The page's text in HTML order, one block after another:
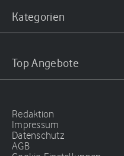
Kategorien
Top Angebote
Redaktion
Impressum
Datenschutz
AGB